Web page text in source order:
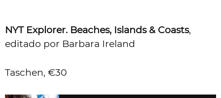
NYT Explorer. Beaches, Islands & Coasts,
editado por Barbara Ireland
Taschen, €30